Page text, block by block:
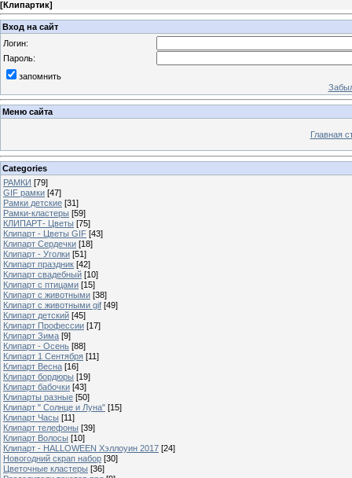
[Клипартик]
Вход на сайт
Логин:
Пароль:
запомнить
Меню сайта
Главная
Categories
РАМКИ [79]
GIF рамки [47]
Рамки детские [31]
Рамки-кластеры [59]
КЛИПАРТ- Цветы [75]
Клипарт - Цветы GIF [43]
Клипарт Сердечки [18]
Клипарт - Уголки [51]
Клипарт праздник [42]
Клипарт свадебный [10]
Клипарт с птицами [15]
Клипарт с животными [38]
Клипарт с животными gif [49]
Клипарт детский [45]
Клипарт Профессии [17]
Клипарт Зима [9]
Клипарт - Осень [88]
Клипарт 1 Сентября [11]
Клипарт Весна [16]
Клипарт бордюры [19]
Клипарт бабочки [43]
Клипарты разные [50]
Клипарт " Солнце и Луна" [15]
Клипарт Часы [11]
Клипарт телефоны [39]
Клипарт Волосы [10]
Клипарт - HALLOWEEN Хэллоуин 2017 [24]
Новогодний скрап набор [30]
Цветочные кластеры [36]